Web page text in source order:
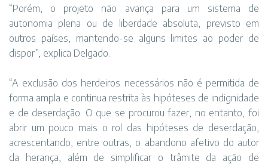
“Porém, o projeto não avança para um sistema de
autonomia plena ou de liberdade absoluta, previsto em
outros países, mantendo-se alguns limites ao poder de
dispor”, explica Delgado.
“A exclusão dos herdeiros necessários não é permitida de
forma ampla e continua restrita às hipóteses de indignidade
e de deserdação. O que se procurou fazer, no entanto, foi
abrir um pouco mais o rol das hipóteses de deserdação,
acrescentando, entre outras, o abandono afetivo do autor
da herança, além de simplificar o trâmite da ação de